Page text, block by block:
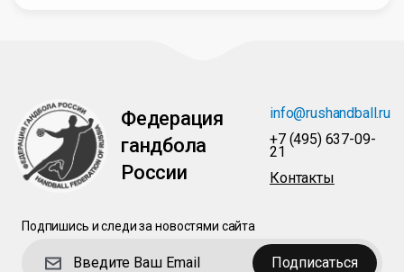
Федерация
гандбола
России
info@rushandball.ru
+7 (495) 637-09-
21
Контакты
Подпишись и следи за новостями сайта
Подписаться